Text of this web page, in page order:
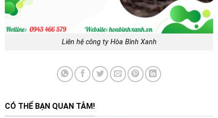
Liên hệ công ty Hòa Bình Xanh
CÓ THỂ BẠN QUAN TÂM!